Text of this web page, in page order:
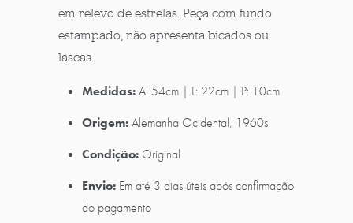
em relevo de estrelas. Peça com fundo
estampado, não apresenta bicados ou
lascas.
Medidas:A: 54cm | L: 22cm | P: 10cm
Origem:Alemanha Ocidental, 1960s
Condição: Original
Envio: Em até 3 dias úteis após confirmação
do pagamento